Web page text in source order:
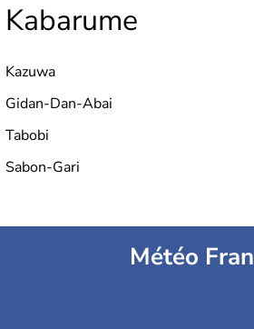
Kabarume
Kazuwa
Gidan-Dan-Abai
Tabobi
Sabon-Gari
Météo